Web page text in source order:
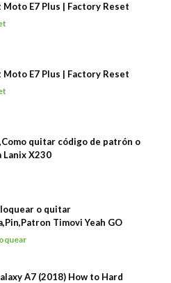
Moto E7 Plus | Factory Reset
Moto E7 Plus | Factory Reset
quitar código de patrón o
Lanix X230
o quitar
Timovi Yeah GO
A7 (2018) How to Hard